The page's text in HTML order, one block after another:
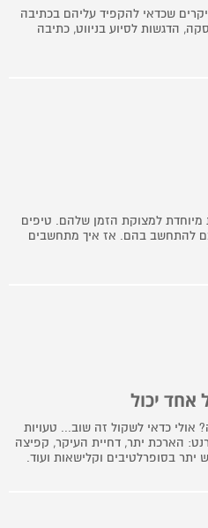
שכדאי להקפיד עליהם בכתיבה
הדגשות לסיוע בניווט, כתיבה
מיוחדת למצוקת הזמן שלהם. טיפים
להתחשב בהם. אז איך מתחשבים
אחד יכול
כדאי לשקול זה שוב... טעויות
הארכת יתר, דחיית העיקר, קפיצה
יתר בסופרלטיבים וקלישאות ועוד.